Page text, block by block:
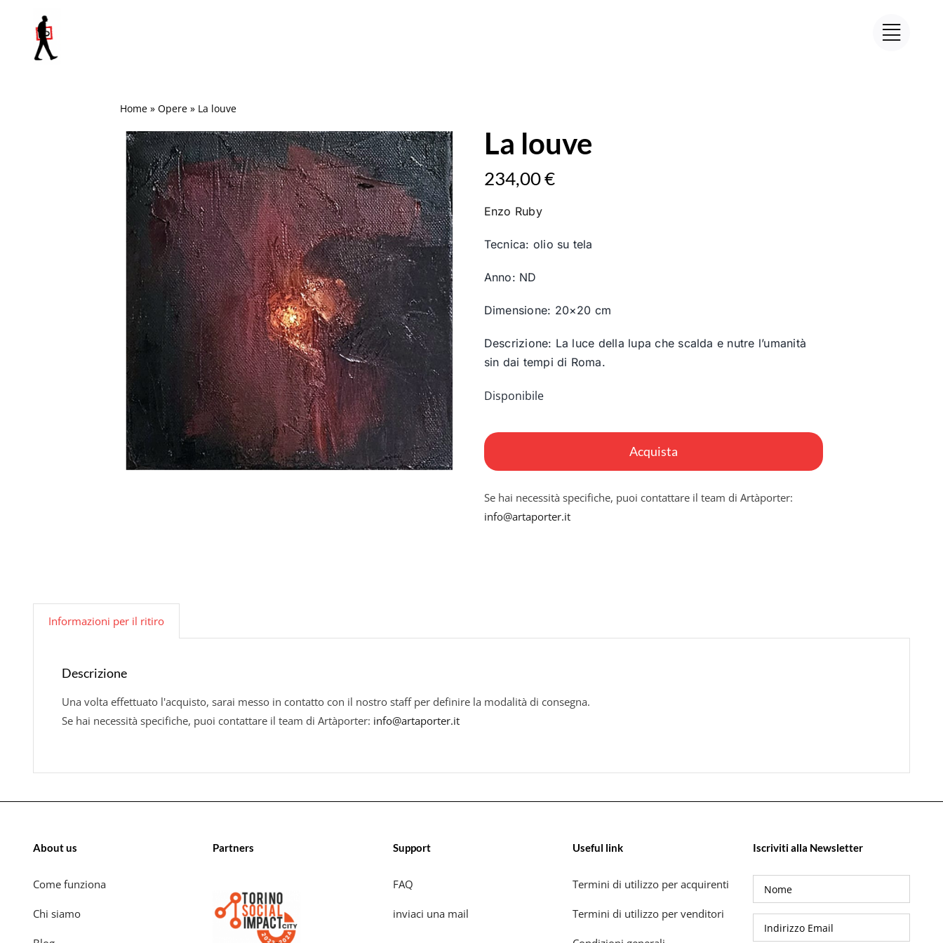
contenuto
Home »Opere » La louve
La louve
234,00€
Enzo Ruby
Tecnica: olio su tela
Anno: ND
Dimensione: 20×20 cm
Descrizione: La luce della lupa che scalda e nutre l’umanità
sin dai tempi di Roma.
Disponibile
Acquista
Se hai necessità specifiche, puoi contattare il team di Artàporter:
info@artaporter.it
Informazioni per il ritiro
Descrizione
Una volta effettuato l'acquisto, sarai messo in contatto con il nostro staff per definire la modalità di consegna.
Se hai necessità specifiche, puoi contattare il team di Artàporter: info@artaporter.it
About us
Come funziona
Chi siamo
Partners Support
FAQ
inviaci una mail
Useful link
Termini di utilizzo per acquirenti
Termini di utilizzo per venditori
Iscriviti alla Newsletter